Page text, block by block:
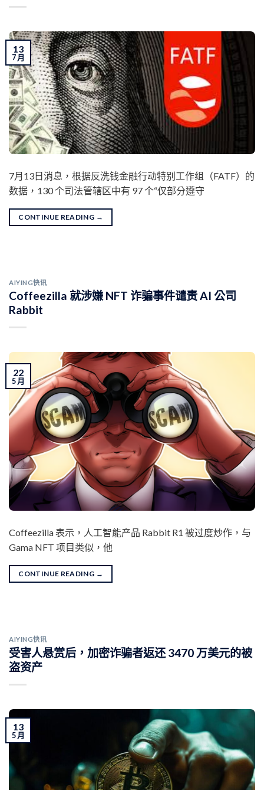
13
7 月
7月13日消息，根据反洗钱金融行动特别工作组（FATF）的
数据，130 个司法管辖区中有 97 个“仅部分遵守
CONTINUE READING →
AIYING快讯
Coffeezilla 就涉嫌 NFT 诈骗事件谴责 AI 公司
Rabbit
22
5 月
Coffeezilla 表示，人工智能产品 Rabbit R1 被过度炒作，与
Gama NFT 项目类似，他
CONTINUE READING →
AIYING快讯
受害人悬赏后，加密诈骗者返还 3470 万美元的被
盗资产
13
5 月